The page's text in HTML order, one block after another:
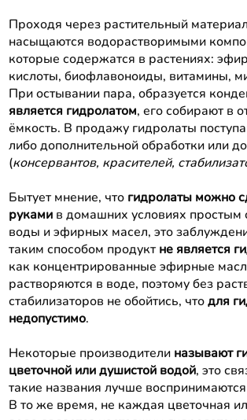
Проходя через растительный
насыщаются водорастворимыми
которые содержатся в растениях:
кислоты, биофлавоноиды, витамины,
При остывании пара, образуется
является гидролатом, его собирают в
ёмкость. В продажу гидролаты
либо дополнительной обработки или
(консервантов, красителей,
Бытует мнение, что гидролаты можно
рукамив домашних условиях простым
воды и эфирных масел, это
таким способом продуктне является
как концентрированные эфирные
растворяются в воде, поэтому без
стабилизаторов не обойтись, чтодля
недопустимо.
Некоторые производители называют
цветочной или душистой водой, это
такие названия лучше
В то же время, не каждая цветочная